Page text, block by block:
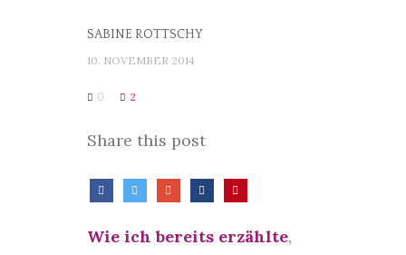
SABINE ROTTSCHY
10. NOVEMBER 2014
0 2
Share this post
Wie ich bereits erzählte,